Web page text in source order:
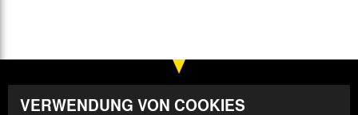
VERWENDUNG VON COOKIES